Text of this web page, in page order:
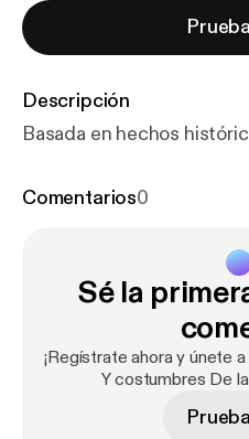
Descripción
Basada en hechos
Comentarios0
Sé la
¡Regístrate ahora y únete
Y costumbres De